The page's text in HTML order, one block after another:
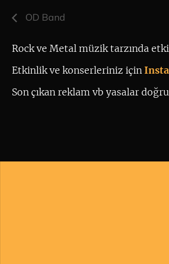
OD Band
Rock ve Metal müzik tarzında
Etkinlik ve konserleriniz için
Son çıkan reklam vb yasalar